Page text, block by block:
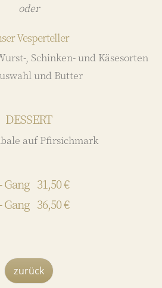
oder
Vesperteller
, Schinken- und Käsesorten
und Butter
DESSERT
auf Pfirsichmark
Gang 31,50 €
Gang 36,50 €
zurück